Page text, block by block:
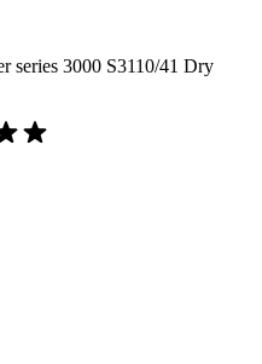
series 3000 S3110/41 Dry